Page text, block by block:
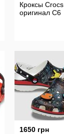
Кроксы Crocs
оригинал С6
1650 грн